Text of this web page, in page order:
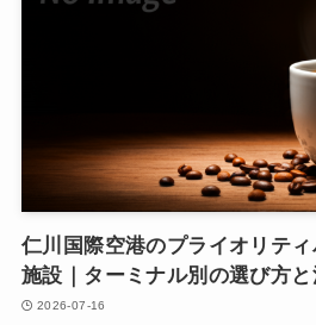
仁川国際空港のプライオリテ
施設｜ターミナル別の選び方と
2026-07-16